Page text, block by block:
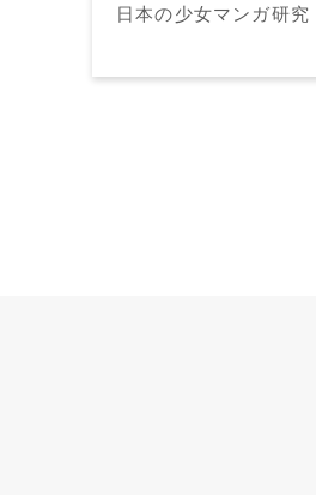
日本の少女マンガ研究